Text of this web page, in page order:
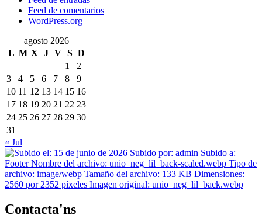
Feed de comentarios
WordPress.org
agosto 2026
L M X J V S D
1
2
3
4 5 6 7 8
9
10 11 12 13 14 15 16
17 18 19 20 21 22 23
24 25 26 27 28 29 30
31
« Jul
Contacta'ns